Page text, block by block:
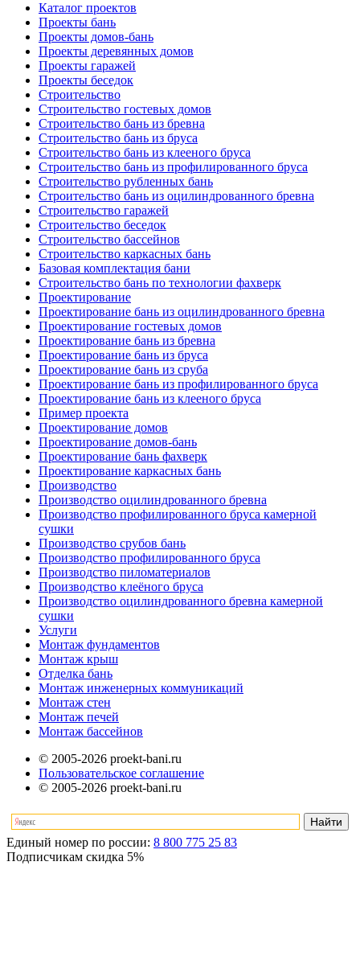
Каталог проектов
Проекты бань
Проекты домов-бань
Проекты деревянных домов
Проекты гаражей
Проекты беседок
Строительство
Строительство гостевых домов
Строительство бань из бревна
Строительство бань из бруса
Строительство бань из клееного бруса
Строительство бань из профилированного бруса
Строительство рубленных бань
Строительство бань из оцилиндрованного бревна
Строительство гаражей
Строительство беседок
Строительство бассейнов
Строительство каркасных бань
Базовая комплектация бани
Строительство бань по технологии фахверк
Проектирование
Проектирование бань из оцилиндрованного бревна
Проектирование гостевых домов
Проектирование бань из бревна
Проектирование бань из бруса
Проектирование бань из сруба
Проектирование бань из профилированного бруса
Проектирование бань из клееного бруса
Пример проекта
Проектирование домов
Проектирование домов-бань
Проектирование бань фахверк
Проектирование каркасных бань
Производство
Производство оцилиндрованного бревна
Производство профилированного бруса камерной
сушки
Производство срубов бань
Производство профилированного бруса
Производство пиломатериалов
Производство клеёного бруса
Производство оцилиндрованного бревна камерной
сушки
Услуги
Монтаж фундаментов
Монтаж крыш
Отделка бань
Монтаж инженерных коммуникаций
Монтаж стен
Монтаж печей
Монтаж бассейнов
© 2005-2026 proekt-bani.ru
Пользовательское соглашение
© 2005-2026 proekt-bani.ru
Единый номер по россии: 8 800 775 25 83
Подписчикам скидка 5%